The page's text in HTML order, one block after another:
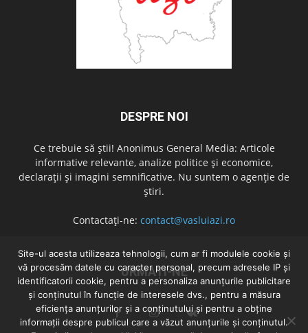
DESPRE NOI
Ce trebuie să știi! Anonimus General Media: Articole
informative relevante, analize politice și economice,
declarații și imagini semnificative. Nu suntem o agenție de
știri.
Contactați-ne: contact@vasluiazi.ro
URMAȚI-NE
Site-ul acesta utilizeaza tehnologii, cum ar fi modulele cookie și
vă procesăm datele cu caracter personal, precum adresele IP și
identificatorii cookie, pentru a personaliza anunțurile publicitare
și conținutul în funcție de interesele dvs., pentru a măsura
eficiența anunțurilor și a conținutului și pentru a obține
informații despre publicul care a văzut anunțurile și conținutul.